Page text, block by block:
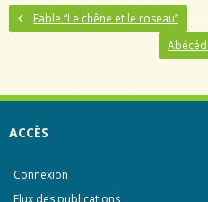
c
e
r
t
Fable “Le chêne et le roseau”
ACCÈS
Connexion